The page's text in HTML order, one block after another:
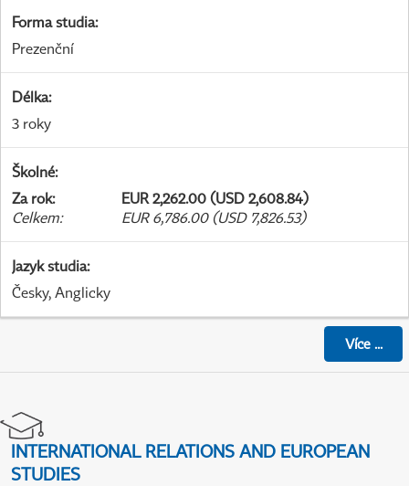
Forma studia:
Prezenční
Délka:
3 roky
Školné:
Za rok:
EUR 2,262.00 (USD 2,608.84)
Celkem: EUR 6,786.00 (USD 7,826.53)
Jazyk studia:
Česky, Anglicky
Více...
INTERNATIONAL RELATIONS AND EUROPEAN
STUDIES